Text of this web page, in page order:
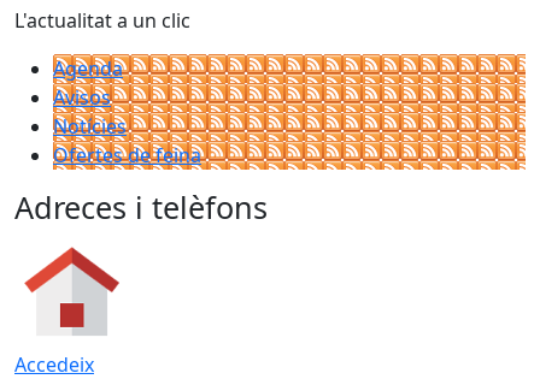
L'actualitat a un clic
Agenda
Avisos
Notícies
Ofertes de feina
Adreces i telèfons
Accedeix